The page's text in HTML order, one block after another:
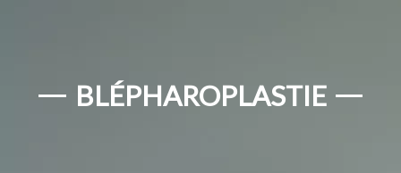
BLÉPHAROPLASTIE